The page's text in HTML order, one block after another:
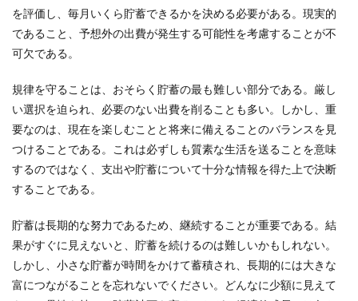
を評価し、毎月いくら貯蓄できるかを決める必要がある。現実的
であること、予想外の出費が発生する可能性を考慮することが不
可欠である。
規律を守ることは、おそらく貯蓄の最も難しい部分である。厳し
い選択を迫られ、必要のない出費を削ることも多い。しかし、重
要なのは、現在を楽しむことと将来に備えることのバランスを見
つけることである。これは必ずしも質素な生活を送ることを意味
するのではなく、支出や貯蓄について十分な情報を得た上で決断
することである。
貯蓄は長期的な努力であるため、継続することが重要である。結
果がすぐに見えないと、貯蓄を続けるのは難しいかもしれない。
しかし、小さな貯蓄が時間をかけて蓄積され、長期的には大きな
富につながることを忘れないでください。どんなに少額に見えて